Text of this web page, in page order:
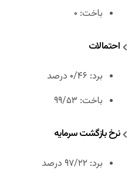
باخت: ۰
احتمالات
برد: ۰/۴۶ درصد
باخت: ۹۹/۵۳
نرخ بازگشت سرمایه
برد: ۹۷/۲۲ درصد